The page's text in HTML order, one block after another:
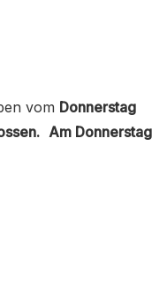
vom Donnerstag
Am Donnerstag